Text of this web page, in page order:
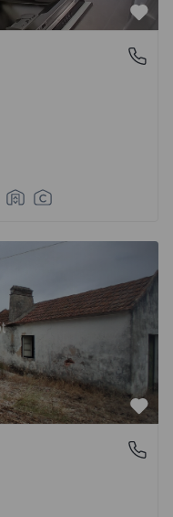
Marinhais -